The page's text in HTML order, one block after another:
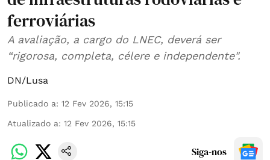
ferroviárias
A avaliação, a cargo do LNEC, deverá ser
“rigorosa, completa, célere e independente".
DN/Lusa
Publicado a: 12 Fev 2026, 15:15
Atualizado a: 12 Fev 2026, 15:15
Siga-nos